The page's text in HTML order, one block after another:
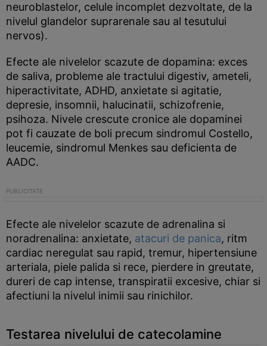
neuroblastelor, celule incomplet dezvoltate, de la
nivelul glandelor suprarenale sau al tesutului
nervos).
Efecte ale nivelelor scazute de dopamina: exces
de saliva, probleme ale tractului digestiv, ameteli,
hiperactivitate, ADHD, anxietate si agitatie,
depresie, insomnii, halucinatii, schizofrenie,
psihoza. Nivele crescute cronice ale dopaminei
pot fi cauzate de boli precum sindromul Costello,
leucemie, sindromul Menkes sau deficienta de
AADC.
Efecte ale nivelelor scazute de adrenalina si
noradrenalina: anxietate, atacuri de panica, ritm
cardiac neregulat sau rapid, tremur, hipertensiune
arteriala, piele palida si rece, pierdere in greutate,
dureri de cap intense, transpiratii excesive, chiar si
afectiuni la nivelul inimii sau rinichilor.
Testarea nivelului de catecolamine